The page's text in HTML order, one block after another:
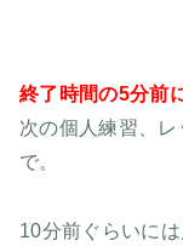
終了時間の5分前
次の個人練習、
で。
10分前ぐらいに